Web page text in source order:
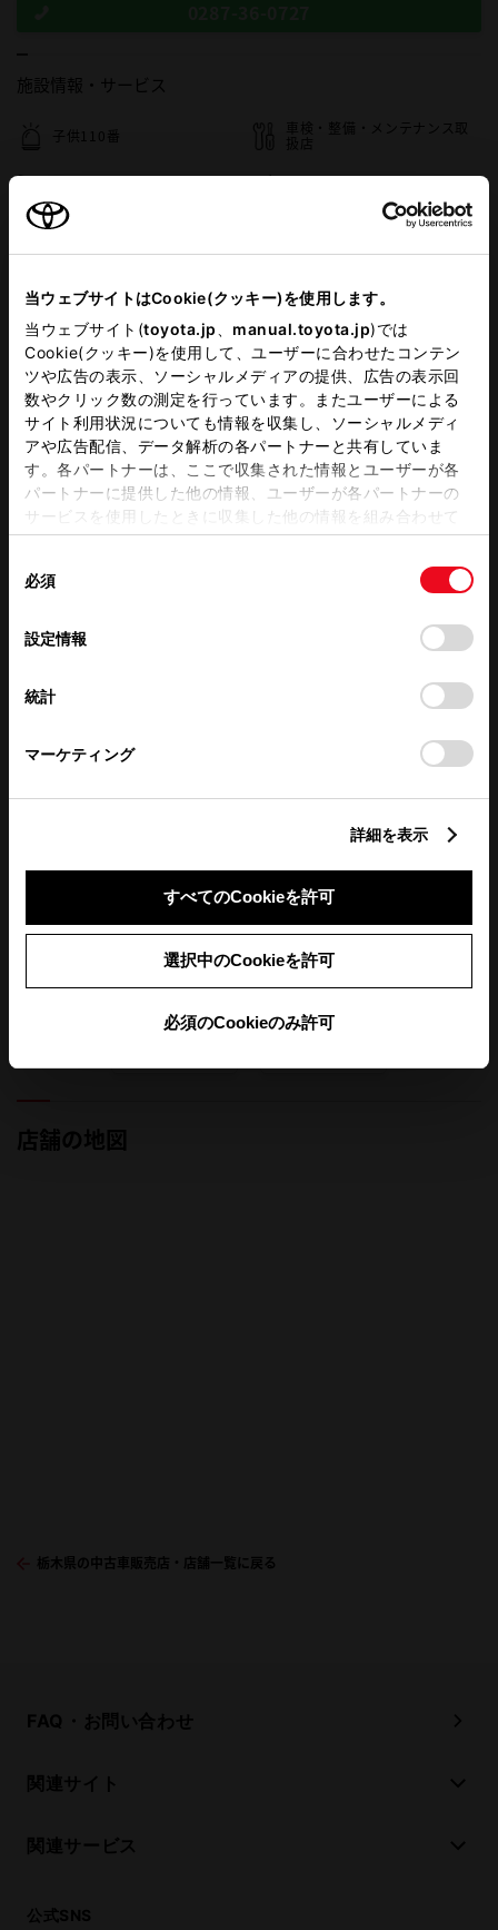
当ウェブサイトはCookie(クッキー)を使用します。
当ウェブサイト(toyota.jp manual.toyota.jp)では
Cookie(クッキー)を使用して、ユーザーに合わせたコンテン
ツや広告の表示、ソーシャルメディアの提供、広告の表示回
数やクリック数の測定を行っています。またユーザーによる
サイト利用状況についても情報を収集し、ソーシャルメディ
アや広告配信、データ解析の各パートナーと共有していま
す。各パートナーは、ここで収集された情報とユーザーが各
パートナーに提供した他の情報、ユーザーが各パートナーの
サービスを使用したときに収集した他の情報を組み合わせて
使用することがあります。当ウェブサイトの使用を続行する
デバイスにすべてのCookie(クッキー)が保存されることに同
意したことになります。Cookie(クッキー)のオプトアウト、
設定の変更、同意を撤回したりするにあたっては、当社の
「Cookie（クッキー）情報の取り扱いについて
」をご覧くだ
必須
設定情報
統計
マーケティング
詳細を表示
すべてのCookieを許可
選択中のCookieを許可
必須のCookieのみ許可
施設情報・ サービス
子供110番
車検・整備・メンテナンス取
扱店
ａｕ取扱い店
この販売店のウェブサイトはこちら
営業日カレンダー
店舗の地図
栃木県の中古車販売店・店舗一覧に戻る
FAQ・お問い合わせ
関連サイト
関連サービス
公式SNS